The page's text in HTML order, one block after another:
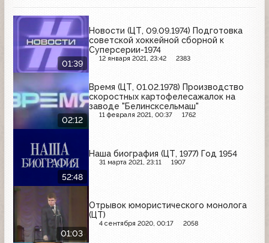
01:39
Новости (ЦТ, 09.09.1974) Подготовка
советской хоккейной сборной к
Суперсерии-1974
12 января 2021, 23:42 2383
02:12
Время (ЦТ, 01.02.1978) Производство
скоростных картофелесажалок на
заводе "Белинсксельмаш"
11 февраля 2021, 00:37 1762
52:48
Наша биография (ЦТ, 1977) Год 1954
31 марта 2021, 23:11 1907
01:03
Отрывок юмористического монолога
(ЦТ)
4 сентября 2020, 00:17 2058